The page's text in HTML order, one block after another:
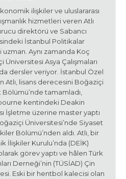
ilişkiler ve uluslararası
hizmetleri veren Atlı
direktörü ve Sabancı
İstanbul Politikalar
uzman. Aynı zamanda Koç
Asya Çalışmaları
dersler veriyor. İstanbul Özel
Atlı, lisans derecesini Boğaziçi
tamamladı,
kentindeki Deakin
İşletme üzerine master yaptı
Üniversitesi’nde Siyaset
Bölümü’nden aldı. Atlı, bir
İlişkiler Kurulu’nda (DEİK)
görev yaptı ve hâlen Türk
Derneği’nin (TÜSİAD) Çin
Eski bir hentbol kalecisi olan